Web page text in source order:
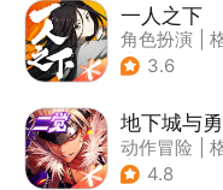
一人之下
角色扮演
| 一人之下
3.6
地下城与
动作冒险
| 地下城与勇
4.8